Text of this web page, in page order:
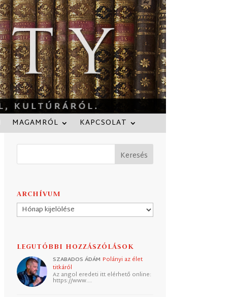
MAGAMRÓL KAPCSOLAT
ARCHÍVUM
Archívum
LEGUTÓBBI HOZZÁSZÓLÁSOK
SZABADOS ÁDÁM Polányi az élet
titkáról
Az angol eredeti itt elérhető online:
https://www.…